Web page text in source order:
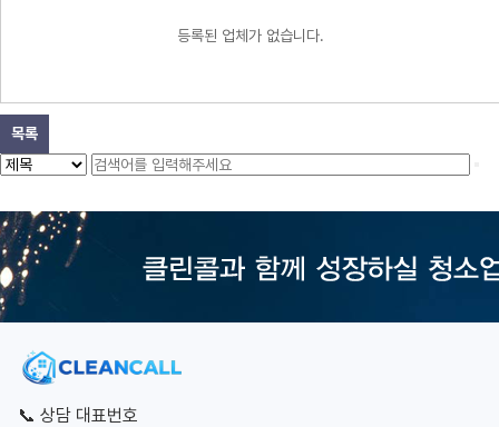
등록된 업체가 없습니다.
목록
📞 상담 대표번호